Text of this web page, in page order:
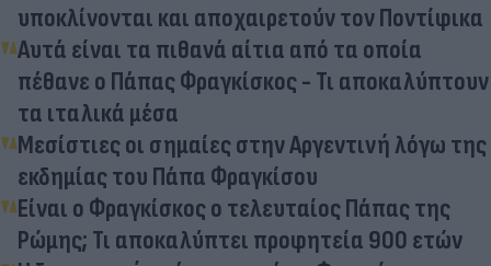
υποκλίνονται και αποχαιρετούν τον Ποντίφικα
Αυτά είναι τα πιθανά αίτια από τα οποία
πέθανε ο Πάπας Φραγκίσκος - Τι αποκαλύπτουν
τα ιταλικά μέσα
Μεσίστιες οι σημαίες στην Αργεντινή λόγω της
εκδημίας του Πάπα Φραγκίσου
Είναι ο Φραγκίσκος ο τελευταίος Πάπας της
Ρώμης; Τι αποκαλύπτει προφητεία 900 ετών